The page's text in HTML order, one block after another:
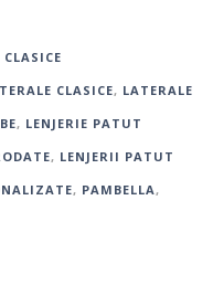
CLASICE, LATERALE
, LENJERIE PATUT
, LENJERII PATUT
, PAMBELLA,